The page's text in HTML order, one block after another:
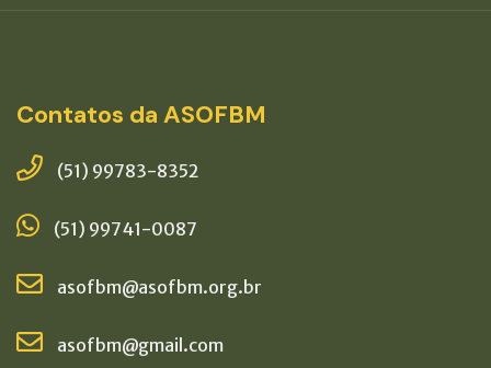
Contatos da ASOFBM
(51) 99783-8352
(51) 99741-0087
asofbm@asofbm.org.br
asofbm@gmail.com